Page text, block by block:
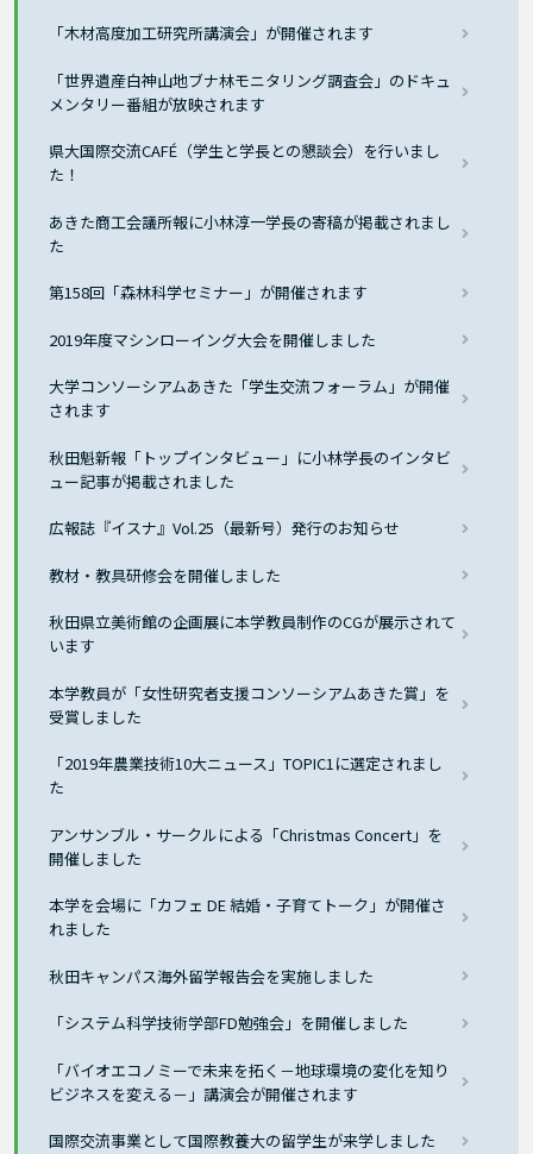
「木材高度加工研究所講演会」が開催されます
「世界遺産白神山地ブナ林モニタリング調査会」のドキュ
メンタリー番組が放映されます
県大国際交流CAFÉ（学生と学長との懇談会）を行いまし
た！
あきた商工会議所報に小林淳一学長の寄稿が掲載されまし
た
第158回「森林科学セミナー」が開催されます
2019年度マシンローイング大会を開催しました
大学コンソーシアムあきた「学生交流フォーラム」が開催
されます
秋田魁新報「トップインタビュー」に小林学長のインタビ
ュー記事が掲載されました
広報誌『イスナ』Vol.25（最新号）発行のお知らせ
教材・教具研修会を開催しました
秋田県立美術館の企画展に本学教員制作のCGが展示されて
います
本学教員が「女性研究者支援コンソーシアムあきた賞」を
受賞しました
「2019年農業技術10大ニュース」TOPIC1に選定されまし
た
アンサンブル・サークルによる「Christmas Concert」を
開催しました
本学を会場に「カフェ DE 結婚・子育てトーク」が開催さ
れました
秋田キャンパス海外留学報告会を実施しました
「システム科学技術学部FD勉強会」を開催しました
「バイオエコノミーで未来を拓く－地球環境の変化を知り
ビジネスを変える－」講演会が開催されます
国際交流事業として国際教養大の留学生が来学しました